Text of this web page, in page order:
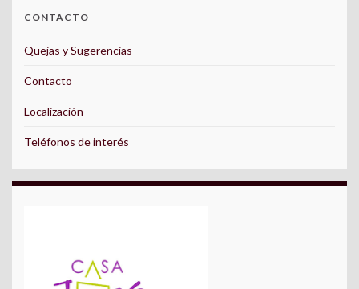
CONTACTO
Quejas y Sugerencias
Contacto
Localización
Teléfonos de interés